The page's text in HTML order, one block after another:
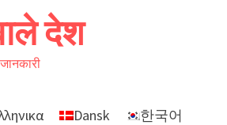
देश
Dansk
한국어